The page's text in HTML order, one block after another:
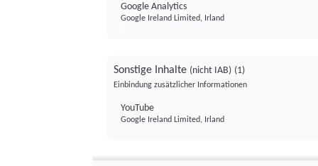
Google Analytics
Google Ireland Limited, Irland
Sonstige Inhalte (nicht IAB) (1)
Einbindung zusätzlicher Informationen
YouTube
Google Ireland Limited, Irland